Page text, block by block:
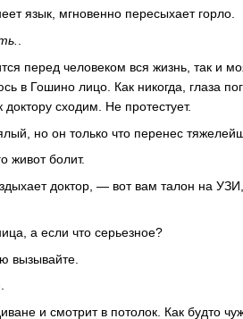
язык, мгновенно пересыхает горло.
перед человеком вся жизнь, так и
в Гошино лицо. Как никогда, глаза
сходим. Не протестует.
но он только что перенес
живот болит.
доктор, — вот вам талон на
а если что серьезное?
вызывайте.
и смотрит в потолок. Как будто